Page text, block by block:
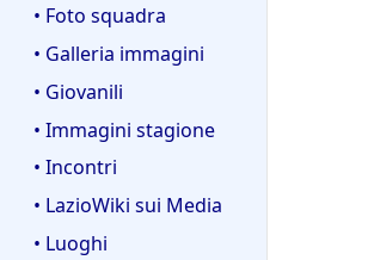
• Foto squadra
• Galleria immagini
• Giovanili
• Immagini stagione
• Incontri
• LazioWiki sui Media
• Luoghi